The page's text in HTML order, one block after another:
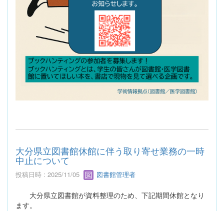
大分県立図書館休館に伴う取り寄せ業務の一時
中止について
投稿日時 : 2025/11/05 図書館管理者
大分県立図書館が資料整理のため、下記期間休館となり
ます。